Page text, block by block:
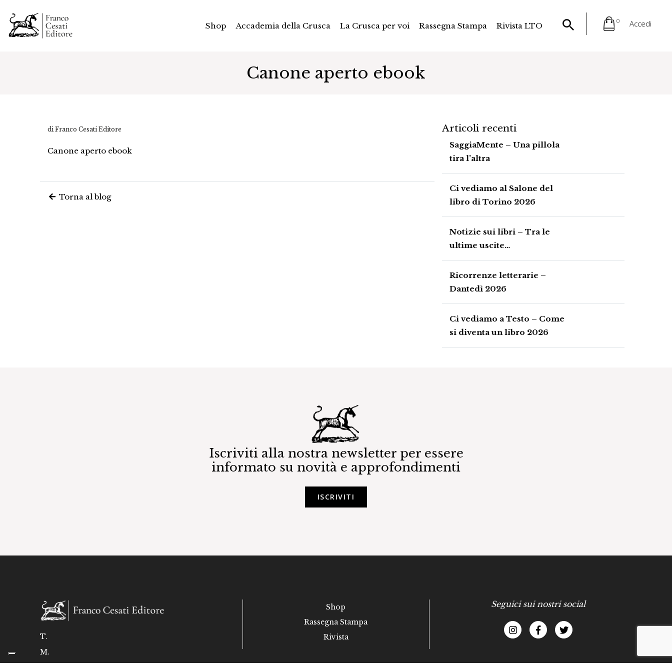
Shop Accademia della Crusca La Crusca per voi Rassegna Stampa Rivista LTO
0 Accedi
Canone aperto ebook
di Franco Cesati Editore
Canone aperto ebook
Torna al blog
Articoli recenti
SaggiaMente – Una pillola
tira l’altra
Ci vediamo al Salone del
libro di Torino 2026
Notizie sui libri – Tra le
ultime uscite…
Ricorrenze letterarie –
Dantedì 2026
Ci vediamo a Testo – Come
si diventa un libro 2026
Iscriviti alla nostra newsletter per essere
informato su novità e approfondimenti
ISCRIVITI
T.
M.
Shop
Rassegna Stampa
Rivista
Seguici sui nostri social